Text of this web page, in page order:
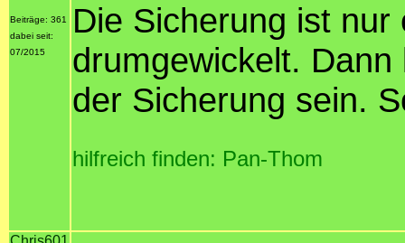
Beiträge: 361
dabei seit:
07/2015
Die Sicherung ist
drumgewickelt.
der Sicherung sein.
hilfreich finden: Pan-Thom